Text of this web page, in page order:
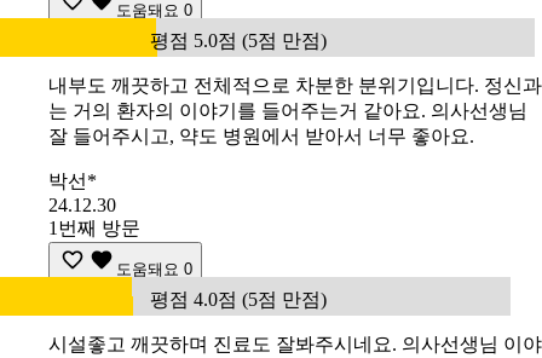
도움돼요 0
평점 5.0점 (5점 만점)
내부도 깨끗하고 전체적으로 차분한 분위기입니다. 정신과
는 거의 환자의 이야기를 들어주는거 같아요. 의사선생님
잘 들어주시고, 약도 병원에서 받아서 너무 좋아요.
박선*
24.12.30
1번째 방문
도움돼요 0
평점 4.0점 (5점 만점)
시설좋고 깨끗하며 진료도 잘봐주시네요. 의사선생님 이야